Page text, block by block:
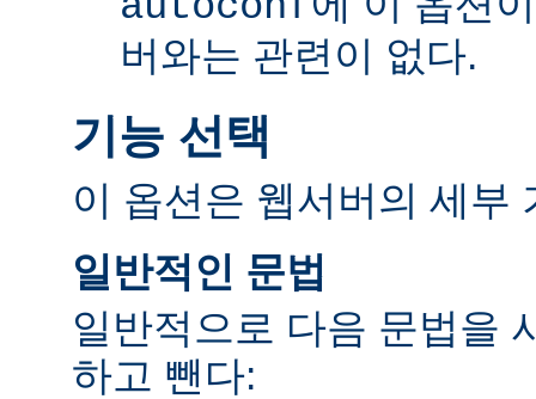
버와는 관련이 없다.
기능 선택
이 옵션은 웹서버의 세부
일반적인 문법
일반적으로 다음 문법을
하고 뺀다: